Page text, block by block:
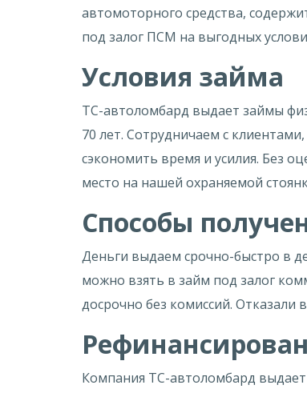
автомоторного средства,
под залог ПСМ на выгодных
Условия займа
ТС-автоломбард выдает займы
70 лет. Сотрудничаем с
сэкономить время и усилия. Без
место на нашей охраняемой
Способы
Деньги выдаем срочно-быстро в
можно взять в займ под залог
досрочно без комиссий.
Компания ТС-автоломбард